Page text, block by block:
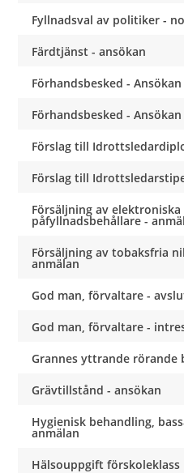
Fyllnadsval av politiker -
Färdtjänst - ansökan
Förhandsbesked -
Förhandsbesked -
Förslag till
Förslag till
Försäljning av
påfyllnadsbehållare -
Försäljning av tobaksfria
anmälan
God man, förvaltare -
God man, förvaltare -
Grannes yttrande rörande
Grävtillstånd - ansökan
Hygienisk behandling,
anmälan
Hälsouppgift förskoleklass